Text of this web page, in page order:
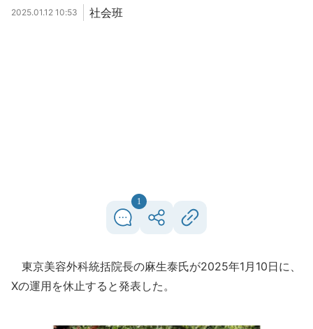
2025.01.12 10:53 社会班
1
東京美容外科統括院長の麻生泰氏が2025年1月10日に、
Xの運用を休止すると発表した。